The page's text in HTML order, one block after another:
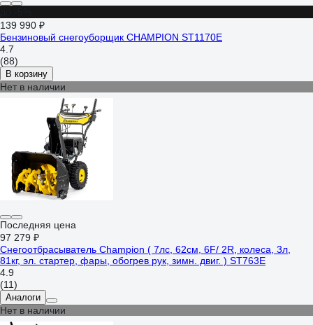
139 990 ₽
Бензиновый снегоуборщик CHAMPION ST1170E
4.7
(88)
В корзину
Нет в наличии
Последняя цена
97 279 ₽
Снегоотбрасыватель Champion ( 7лс, 62см, 6F/ 2R, колеса, 3л,
81кг, эл. стартер, фары, обогрев рук, зимн. двиг. ) ST763E
4.9
(11)
Аналоги
Нет в наличии